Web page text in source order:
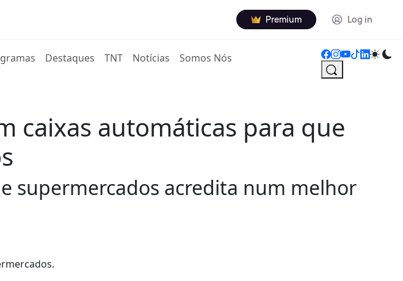
Premium Log in
Destaques TNT Notícias Somos Nós
caixas automáticas para que
supermercados acredita num melhor